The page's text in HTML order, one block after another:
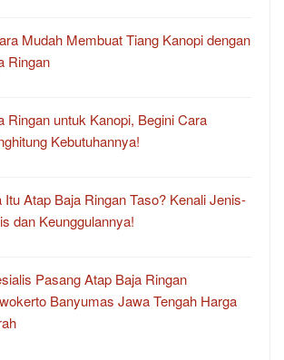
Mudah Membuat Tiang Kanopi dengan
Ringan
Ringan untuk Kanopi, Begini Cara
Kebutuhannya!
Itu Atap Baja Ringan Taso? Kenali Jenis-
dan Keunggulannya!
Pasang Atap Baja Ringan
Banyumas Jawa Tengah Harga